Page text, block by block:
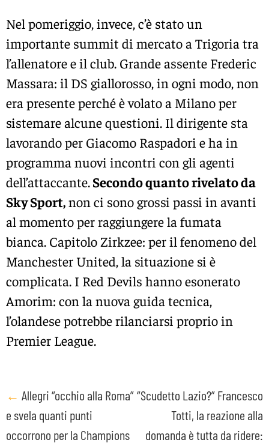
Nel pomeriggio, invece, c’è stato un
importante summit di mercato a Trigoria tra
l’allenatore e il club. Grande assente Frederic
Massara: il DS giallorosso, in ogni modo, non
era presente perché è volato a Milano per
sistemare alcune questioni. Il dirigente sta
lavorando per Giacomo Raspadori e ha in
programma nuovi incontri con gli agenti
dell’attaccante.Secondo quanto rivelato da
Sky Sport,non ci sono grossi passi in avanti
al momento per raggiungere la fumata
bianca. Capitolo Zirkzee: per il fenomeno del
Manchester United, la situazione si è
complicata. I Red Devils hanno esonerato
Amorim: con la nuova guida tecnica,
l’olandese potrebbe rilanciarsi proprio in
Premier League.
Post
navigation
← Allegri “occhio alla Roma”
e svela quanti punti
occorrono per la Champions
“Scudetto Lazio?” Francesco
Totti, la reazione alla
domanda è tutta da ridere: